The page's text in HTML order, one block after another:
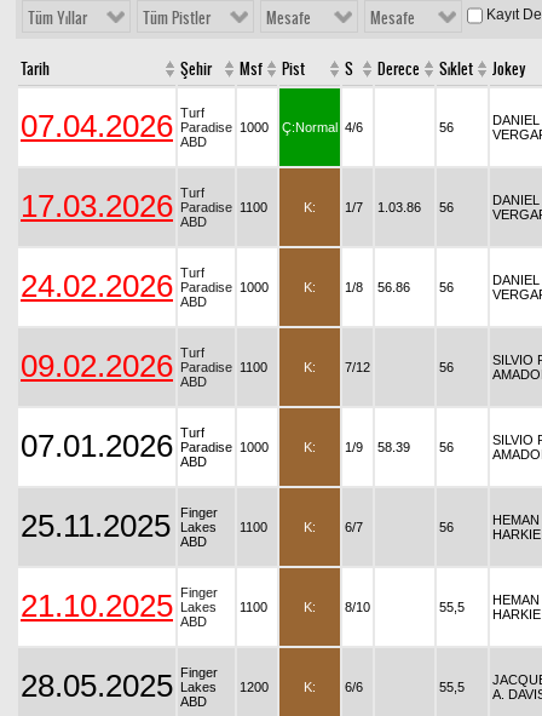
Tüm Yıllar Tüm Pistler Mesafe Mesafe Kayıt
Tarih Şehir Msf Pist S Derece Sıklet Jokey
07.04.2026 Turf
Paradise
ABD
1000 Ç:Normal 4/6 56
DANIEL
17.03.2026 Turf
Paradise
ABD
1100 K: 1/7 1.03.86 56
DANIEL
24.02.2026 Turf
Paradise
ABD
1000 K: 1/8 56.86 56
DANIEL
09.02.2026 Turf
Paradise
ABD
1100 K: 7/12 56
SILVIO
07.01.2026 Turf
Paradise
ABD
1000 K: 1/9 58.39 56
SILVIO
25.11.2025
Finger
Lakes
ABD
1100 K: 6/7 56
HEMAN
HARKIE
21.10.2025 Finger
Lakes
ABD
1100 K: 8/10 55,5
HEMAN
HARKIE
28.05.2025 Finger
Lakes
ABD
1200 K: 6/6 55,5
A.